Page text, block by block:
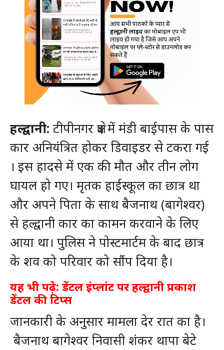
हल्द्वानी: टीपीनगर क्षेत्र में मंडी बाईपास के पास
कार अनियंत्रित होकर डिवाइडर से टकरा गई
। इस हादसे में एक की मौत और तीन लोग
घायल हो गए। मृतक हाईस्कूल का छात्र था
और अपने पिता के साथ बैजनाथ (बागेश्वर)
से हल्द्वानी कार का कामन करवाने के लिए
आया था। पुलिस ने पोस्टमार्टम के बाद छात्र
के शव को परिवार को सौंप दिया है।
यह भी पढ़े: डेंटल इंप्‍लांट पर हल्द्वानी प्रकाश
डेंटल की टिप्स
जानकारी के अनुसार मामला देर रात का है।
बैजनाथ बागेश्वर निवासी शंकर थापा बेटे